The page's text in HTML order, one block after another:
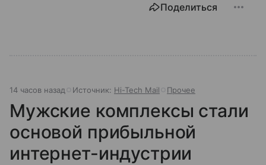
Поделиться
14 часов назад Источник: Hi-Tech Mail Прочее
Мужские комплексы стали
основой прибыльной
интернет-индустрии